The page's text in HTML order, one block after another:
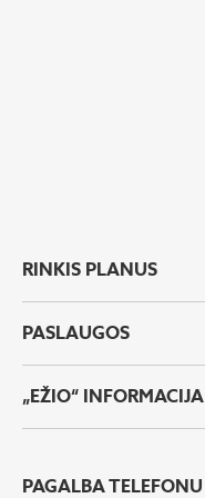
RINKIS PLANUS
PASLAUGOS
„EŽIO“ INFORMACIJA
PAGALBA TELEFONU